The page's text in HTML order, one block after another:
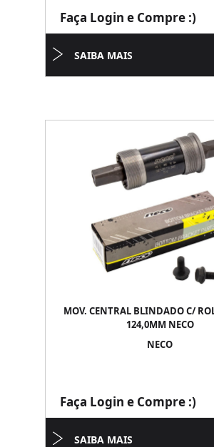
Faça Login e Compre :)
SAIBA MAIS
MOV. CENTRAL BLINDADO C/
124,0MM NECO
NECO
Faça Login e Compre :)
SAIBA MAIS